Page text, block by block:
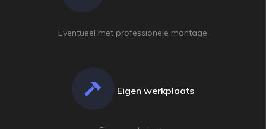
Eventueel met professionele montage
Eigen werkplaats